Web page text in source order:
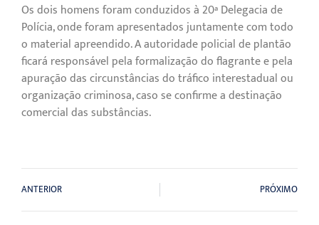
Os dois homens foram conduzidos à 20ª Delegacia de
Polícia, onde foram apresentados juntamente com todo
o material apreendido. A autoridade policial de plantão
ficará responsável pela formalização do flagrante e pela
apuração das circunstâncias do tráfico interestadual ou
organização criminosa, caso se confirme a destinação
comercial das substâncias.
ANTERIOR PRÓXIMO